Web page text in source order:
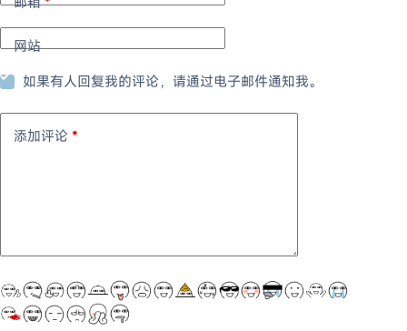
网站
如果有人回复我的评论，请通过电子邮件通知我。
添加评论 *